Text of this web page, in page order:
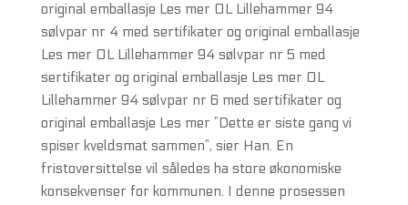
original emballasje Les mer OL Lillehammer 94
sølvpar nr 4 med sertifikater og original emballasje
Les mer OL Lillehammer 94 sølvpar nr 5 med
sertifikater og original emballasje Les mer OL
Lillehammer 94 sølvpar nr 6 med sertifikater og
original emballasje Les mer ”Dette er siste gang vi
spiser kveldsmat sammen”, sier Han. En
fristoversittelse vil således ha store økonomiske
konsekvenser for kommunen. I denne prosessen